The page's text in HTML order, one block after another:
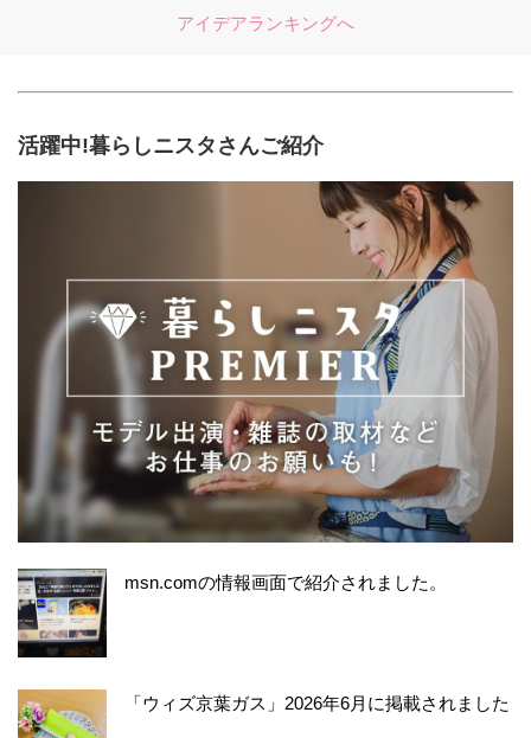
アイデアランキングへ
活躍中!暮らしニスタさんご紹介
msn.comの情報画面で紹介されました。
「ウィズ京葉ガス」2026年6月に掲載されました